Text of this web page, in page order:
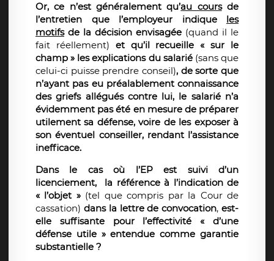
Or, ce n’est généralement qu’au coursde
l’entretien que l’employeur indique les
motifsde la décision envisagée (quand il le
fait réellement) et qu’il recueille « sur le
champ » les explications du salarié (sans que
celui-ci puisse prendre conseil), de sorte que
n’ayant pas eu préalablement connaissance
des griefs allégués contre lui, le salarié n’a
évidemment pas été en mesure de préparer
utilement sa défense, voire de les exposer à
son éventuel conseiller, rendant l’assistance
inefficace.
Dans le cas où l’EP est suivi d’un
licenciement, la référence à l’indication de
« l’objet » (tel que compris par la Cour de
cassation) dans la lettre de convocation, est-
elle suffisante pour l’effectivité « d’une
défense utile » entendue comme garantie
substantielle ?